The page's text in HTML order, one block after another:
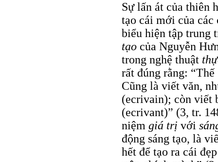
Sự lấn át của thiên
tạo cái mới của
biểu hiện tập trung
tạo của Nguyễn
trong nghệ thuật
rất đúng rằng:
Cũng là viết văn,
(ecrivain); còn viết
(ecrivant)” (3, tr.
niệm giá trị với
động sáng tạo, là
hết để tạo ra cái